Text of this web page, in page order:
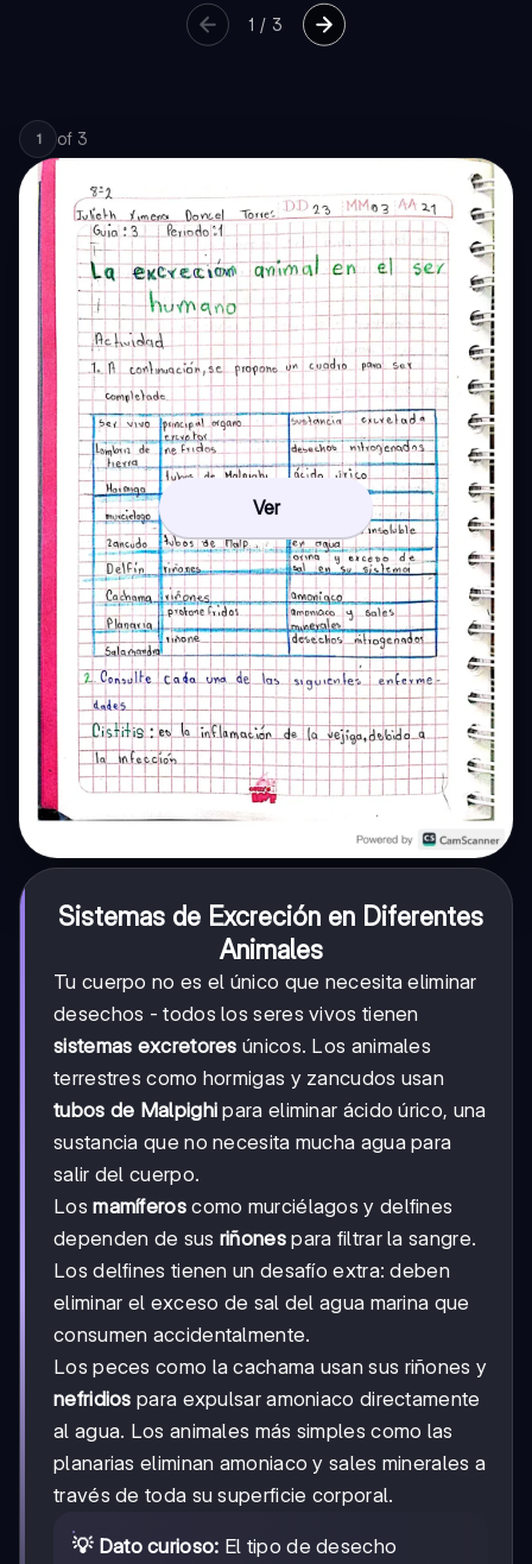
1 / 3
1 of 3
Ver
Sistemas de Excreción en Diferentes
Animales
Tu cuerpo no es el único que necesita eliminar
desechos - todos los seres vivos tienen
sistemas excretores únicos. Los animales
terrestres como hormigas y zancudos usan
tubos de Malpighi para eliminar ácido úrico, una
sustancia que no necesita mucha agua para
salir del cuerpo.
Losmamíferoscomo murciélagos y delfines
dependen de sus riñonespara filtrar la sangre.
Los delfines tienen un desafío extra: deben
eliminar el exceso de sal del agua marina que
consumen accidentalmente.
Los peces como la cachama usan sus riñones y
nefridios para expulsar amoniaco directamente
al agua. Los animales más simples como las
planarias eliminan amoniaco y sales minerales a
través de toda su superficie corporal.
💡 Dato curioso: El tipo de desecho